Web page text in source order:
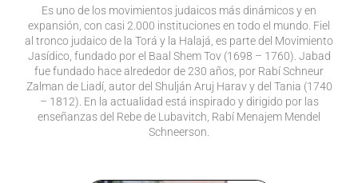
Es uno de los movimientos judaicos más dinámicos y en
expansión, con casi 2.000 instituciones en todo el mundo. Fiel
al tronco judaico de la Torá y la Halajá, es parte del Movimiento
Jasídico, fundado por el Baal Shem Tov (1698 – 1760). Jabad
fue fundado hace alrededor de 230 años, por Rabí Schneur
Zalman de Liadí, autor del Shulján Aruj Harav y del Tania (1740
– 1812). En la actualidad está inspirado y dirigido por las
enseñanzas del Rebe de Lubavitch, Rabí Menajem Mendel
Schneerson.